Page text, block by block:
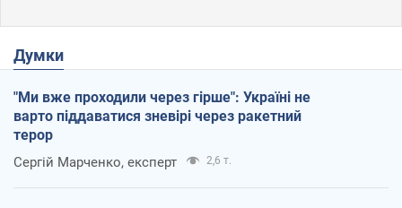
Думки
"Ми вже проходили через гірше": Україні не
варто піддаватися зневірі через ракетний
терор
Сергій Марченко, експерт 2,6 т.